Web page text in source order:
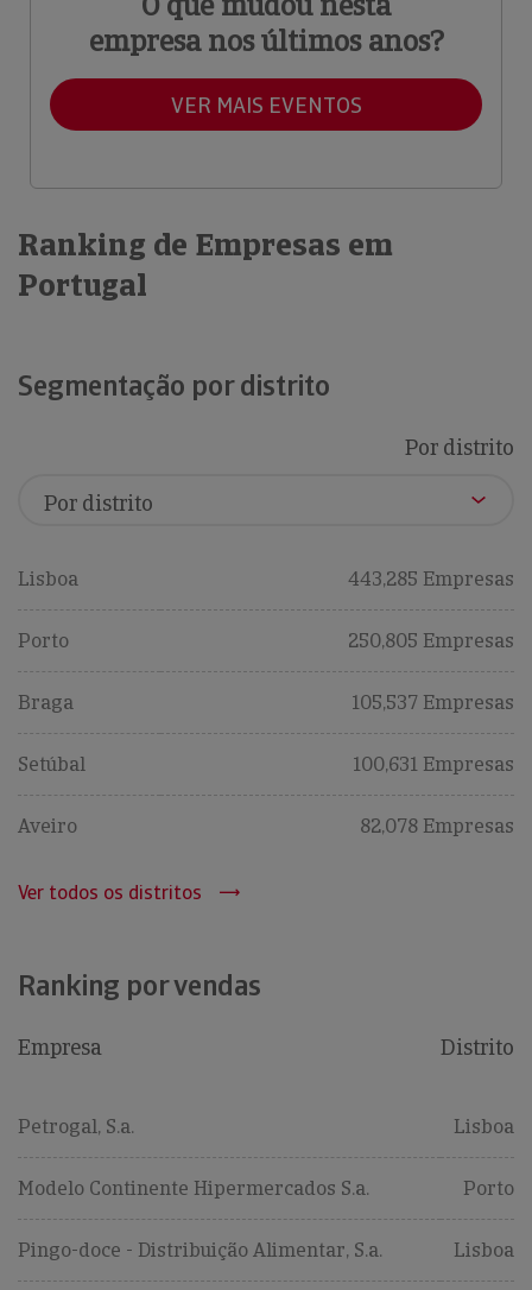
empresa nos últimos anos?
VER MAIS EVENTOS
Ranking de Empresas em
Portugal
Segmentação por distrito
Por distrito
Lisboa 443,285 Empresas
Porto 250,805 Empresas
Braga 105,537 Empresas
Setúbal 100,631 Empresas
Aveiro 82,078 Empresas
Ver todos os distritos
Ranking por vendas
Empresa Distrito
Petrogal, S.a. Lisboa
Modelo Continente Hipermercados S.a. Porto
Pingo-doce - Distribuição Alimentar, S.a. Lisboa